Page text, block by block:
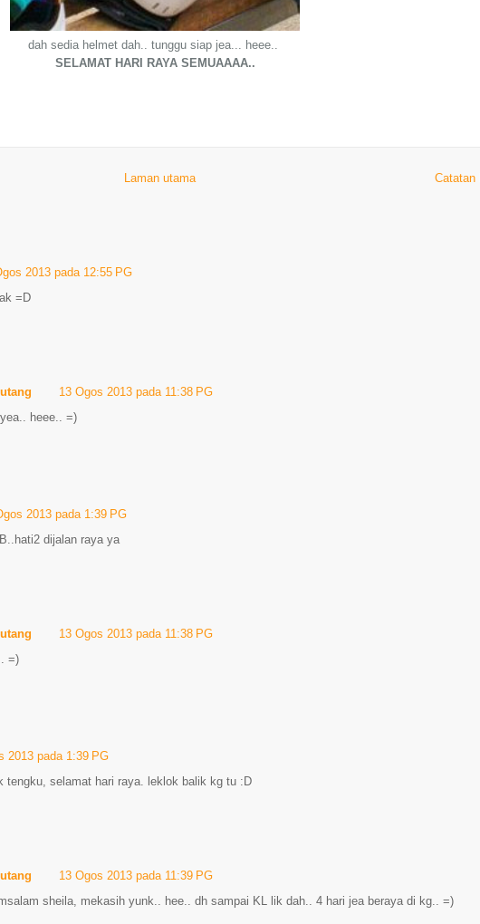
dah sedia helmet dah.. tunggu siap jea... heee..
SELAMAT HARI RAYA SEMUAAAA..
Catatan
Laman utama
2013 pada 12:55 PG
=D
13 Ogos 2013 pada 11:38 PG
heee.. =)
2013 pada 1:39 PG
dijalan raya ya
13 Ogos 2013 pada 11:38 PG
=)
2013 pada 1:39 PG
tengku, selamat hari raya. leklok balik kg tu :D
13 Ogos 2013 pada 11:39 PG
sheila, mekasih yunk.. hee.. dh sampai KL lik dah.. 4 hari jea beraya di kg.. =)